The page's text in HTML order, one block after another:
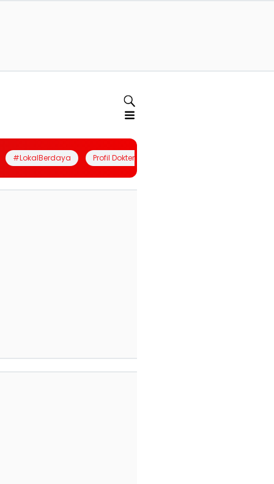
#LokalBerdaya Profil Dokter